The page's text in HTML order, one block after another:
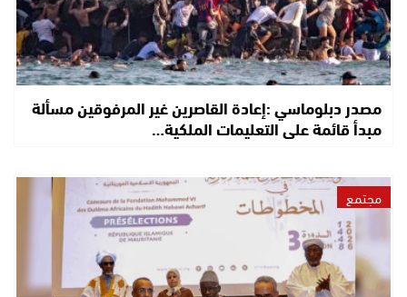
مصدر دبلوماسي :إعادة القاصرين غير المرفوقين مسألة
مبدأ قائمة على التعليمات الملكية…
مجتمع